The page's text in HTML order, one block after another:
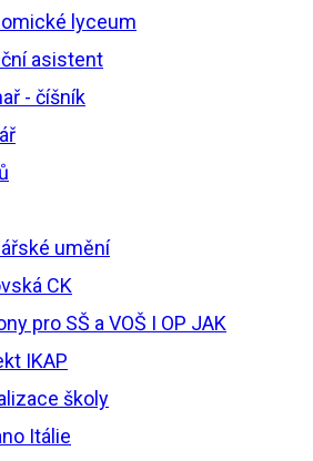
lyceum
asistent
- číšník
umění
CK
pro SŠ a VOŠ I OP JAK
IKAP
školy
Itálie